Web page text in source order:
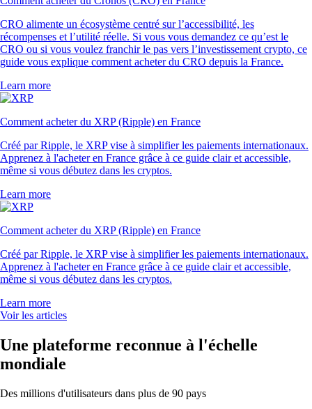
CRO alimente un écosystème centré sur l’accessibilité, les
récompenses et l’utilité réelle. Si vous vous demandez ce qu’est le
CRO ou si vous voulez franchir le pas vers l’investissement crypto, ce
guide vous explique comment acheter du CRO depuis la France.
Learn more
Comment acheter du XRP (Ripple) en France
Créé par Ripple, le XRP vise à simplifier les paiements internationaux.
Apprenez à l'acheter en France grâce à ce guide clair et accessible,
même si vous débutez dans les cryptos.
Learn more
Comment acheter du XRP (Ripple) en France
Créé par Ripple, le XRP vise à simplifier les paiements internationaux.
Apprenez à l'acheter en France grâce à ce guide clair et accessible,
même si vous débutez dans les cryptos.
Learn more
Voir les articles
Une plateforme reconnue à l'échelle
mondiale
Des millions d'utilisateurs dans plus de 90 pays